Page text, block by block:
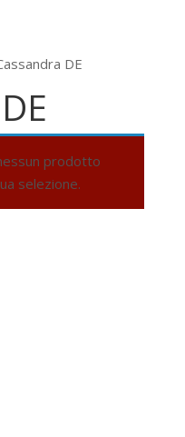
DE
prodotto
selezione.